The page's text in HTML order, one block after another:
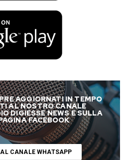
AGGIORNATI IN TEMPO
AL NOSTRO CANALE
DIGIESSE NEWS E SULLA
FACEBOOK
CANALE WHATSAPP